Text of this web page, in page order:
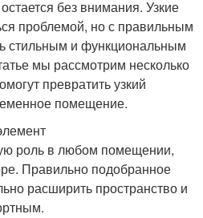
без внимания. Узкие
проблемой, но с правильным
стильным и функциональным
мы рассмотрим несколько
превратить узкий
помещение.
роль в любом помещении,
Правильно подобранное
расширить пространство и